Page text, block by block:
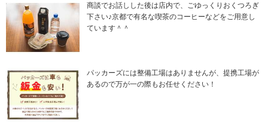
商談でお話しした後は店内で、ごゆっくりおくつろぎ
下さい♪京都で有名な喫茶のコーヒーなどをご用意し
ています＾＾
パッカーズには整備工場はありませんが、提携工場が
あるので万が一の際もお任せください！